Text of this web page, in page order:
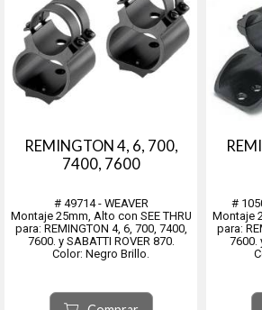
REMINGTON 4, 6, 700,
7400, 7600
# 49714 - WEAVER
Montaje 25mm, Alto con SEE THRU
para: REMINGTON 4, 6, 700, 7400,
7600. y SABATTI ROVER 870.
Color: Negro Brillo.
#
Montaje
para:
7600.